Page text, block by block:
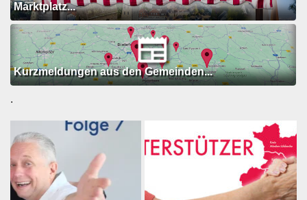
Marktplatz...
Kurzmeldungen aus den Gemeinden...
.